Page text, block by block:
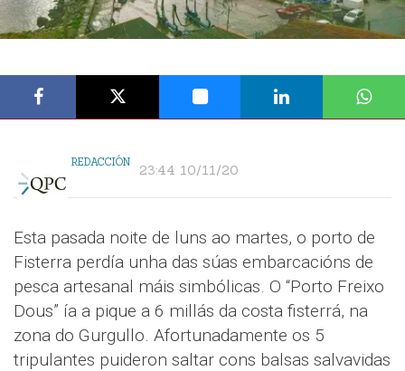
REDACCIÓN 23:44 10/11/20
Esta pasada noite de luns ao martes, o porto de
Fisterra perdía unha das súas embarcacións de
pesca artesanal máis simbólicas. O “Porto Freixo
Dous” ía a pique a 6 millás da costa fisterrá, na
zona do Gurgullo. Afortunadamente os 5
tripulantes puideron saltar cons balsas salvavidas